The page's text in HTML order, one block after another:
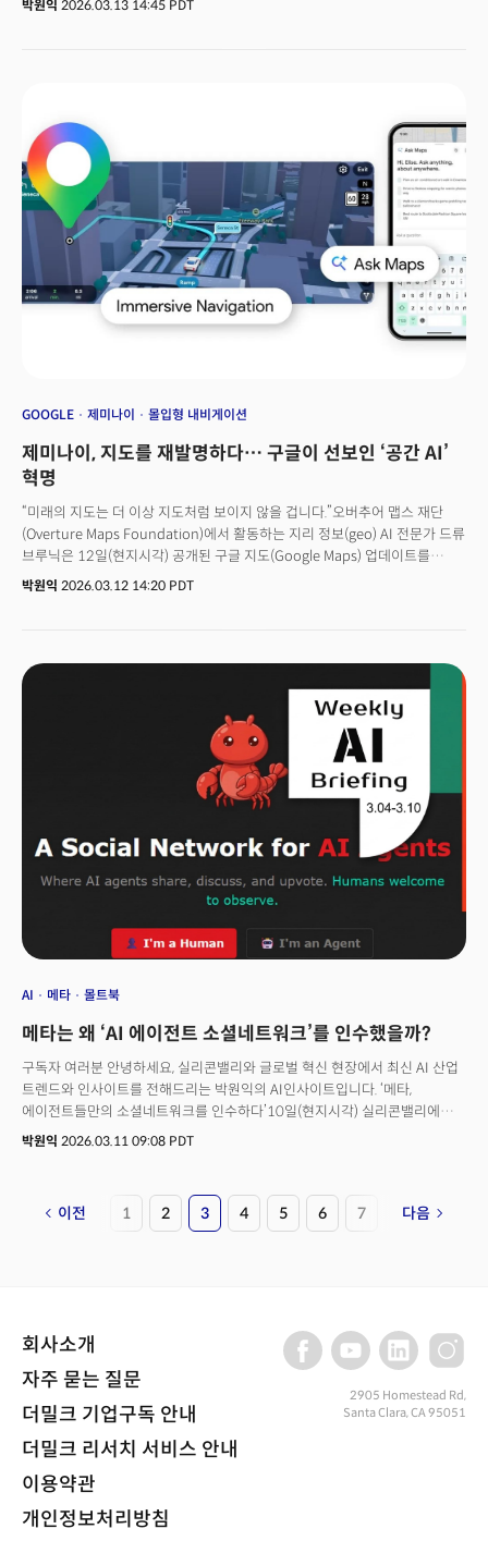
박원익 2026.03.13 14:45 PDT
GOOGLE 제미나이 몰입형 내비게이션
제미나이, 지도를 재발명하다… 구글이 선보인 ‘공간 AI’
혁명
“미래의 지도는 더 이상 지도처럼 보이지 않을 겁니다.”오버추어 맵스 재단
(Overture Maps Foundation)에서 활동하는 지리 정보(geo) AI 전문가 드류
브루닉은 12일(현지시각) 공개된 구글 지도(Google Maps) 업데이트를
‘미래’라고 평가했다. 기존 지도를 효과적으로 읽지 못하는 대부분의 사람들도
제공할 수 있게 만든 것이다. 예를 들어 “휴대폰 배터리가 거의 다 됐는데, 줄
서서 오래 기다리지 않고 충전할 수 있는 곳이 어디야?”와 같은 질문, 혹은
“오늘 밤 이용할 수 있는 조명이 있는 공용 테니스 코트가 있을까?”와 같은
구체적인 질문을 입력하면 구글 지도가 대화형으로 답변을 하며 시각화된
옵션을 제시한다. 순다 피차이 구글 CEO는 “‘지도에 물어보기(Ask Maps)’를
통해 원하는 어떤 장소에 대해서든 복잡한 질문의 답변을 얻을 수 있다”며
“‘몰입형 내비게이션(Immersive Navigation)’에 적용된 제미나이 모델은
스트리트 뷰와 항공 사진의 실제 이미지를 분석해 경로를 따라 랜드마크의
정확한 뷰를 제공한다”고 강조했다.
박원익 2026.03.12 14:20 PDT
AI 메타 몰트북
메타는 왜 ‘AI 에이전트 소셜네트워크’를 인수했을까?
구독자 여러분 안녕하세요, 실리콘밸리와 글로벌 혁신 현장에서 최신 AI 산업
트렌드와 인사이트를 전해드리는 박원익의 AI인사이트입니다. ‘메타,
에이전트들만의 소셜네트워크를 인수하다’10일(현지시각) 실리콘밸리에서는
메타의 몰트북(Moltbook) 인수가 큰 화제가 됐습니다. 인간이 아닌 ‘AI
왓츠앱) 최대 기업이 인수하는 상징적인 사건이었기 때문입니다.몰트북의
개발팀은 메타 슈퍼인텔리전스 연구소(MSL)에 합류합니다. 메타 대변인은
유통 채널이 된 것처럼 미래에는 에이전트를 위한 광고 유통 채널이 생기고,
작동할 것이라고 예측한 셈이죠. 인간과 AI 에이전트가 공존하는 세상은 더는
먼 미래의 일이 아닙니다. 이 변화는 미디어와 산업 지형도를 바꿀뿐 아니라
인간의 존재 이유와 직결된 직업에도 큰 영향을 미치며 빠르게 현실화되고
있습니다.
박원익 2026.03.11 09:08 PDT
이전 1 2 3 4 5 6 7 다음
회사소개
자주 묻는 질문
더밀크 기업구독 안내
더밀크 리서치 서비스 안내
이용약관
개인정보처리방침
2905 Homestead Rd,
Santa Clara, CA 95051